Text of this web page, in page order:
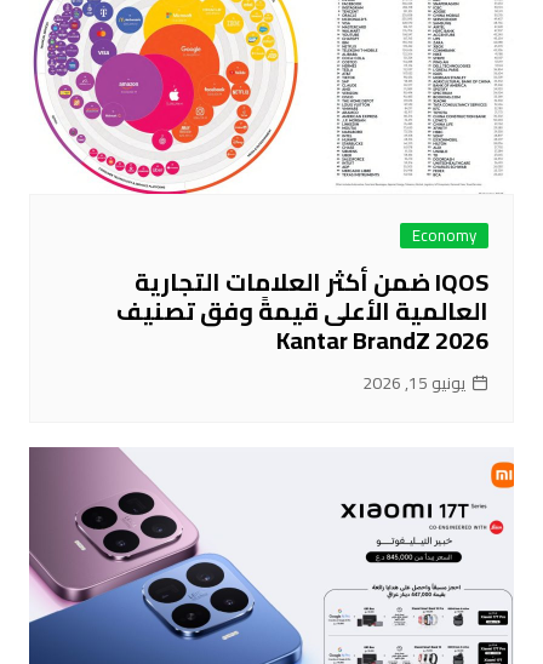
Economy
IQOS ضمن أكثر العلامات التجارية
العالمية الأعلى قيمةً وفق تصنيف
Kantar BrandZ 2026
يونيو 15, 2026